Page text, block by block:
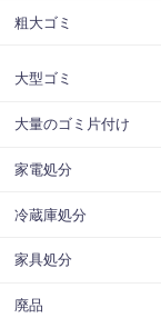
粗大ゴミ
大型ゴミ
大量のゴミ片付け
家電処分
冷蔵庫処分
家具処分
廃品